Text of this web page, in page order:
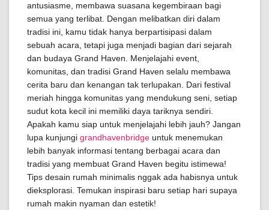
antusiasme, membawa suasana kegembiraan bagi
semua yang terlibat. Dengan melibatkan diri dalam
tradisi ini, kamu tidak hanya berpartisipasi dalam
sebuah acara, tetapi juga menjadi bagian dari sejarah
dan budaya Grand Haven. Menjelajahi event,
komunitas, dan tradisi Grand Haven selalu membawa
cerita baru dan kenangan tak terlupakan. Dari festival
meriah hingga komunitas yang mendukung seni, setiap
sudut kota kecil ini memiliki daya tariknya sendiri.
Apakah kamu siap untuk menjelajahi lebih jauh? Jangan
lupa kunjungi grandhavenbridge untuk menemukan
lebih banyak informasi tentang berbagai acara dan
tradisi yang membuat Grand Haven begitu istimewa!
Tips desain rumah minimalis nggak ada habisnya untuk
dieksplorasi. Temukan inspirasi baru setiap hari supaya
rumah makin nyaman dan estetik!